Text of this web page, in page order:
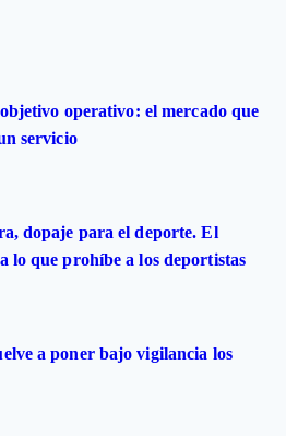
operativo: el mercado que
servicio
dopaje para el deporte. El
lo que prohíbe a los deportistas
a poner bajo vigilancia los